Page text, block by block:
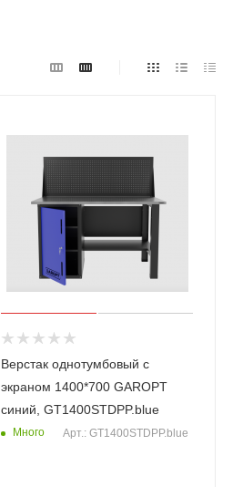
Верстак однотумбовый с
экраном 1400*700 GAROPT
синий, GT1400STDPP.blue
Много Арт.: GT1400STDPP.blue